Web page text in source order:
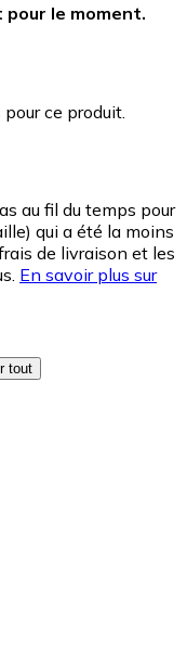
pour le moment.
ce produit.
au fil du temps pour
qui a été la moins
de livraison et les
En savoir plus sur
tout